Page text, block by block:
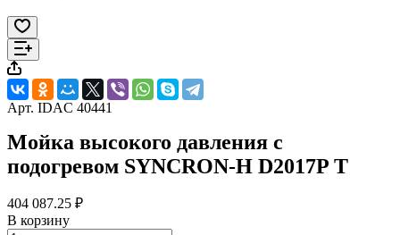
Арт. IDAC 40441
Мойка высокого давления c
подогревом SYNCRON-H D2017P T
404 087.25 ₽
В корзину